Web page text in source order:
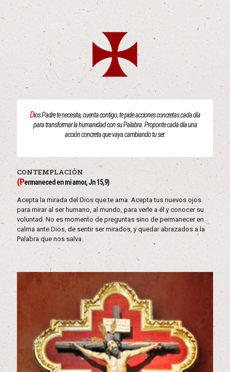
Dios Padre te necesita, cuenta contigo, te pide acciones concretas cada día
para transformar la humanidad con su Palabra. Proponte cada día una
acción concreta que vaya cambiando tu ser.
CONTEMPLACIÓN
(Permaneced en mi amor, Jn 15,9)
Acepta la mirada del Dios que te ama. Acepta tus nuevos ojos
para mirar al ser humano, al mundo, para verle a él y conocer su
voluntad. No es momento de preguntas sino de permanecer en
calma ante Dios, de sentir ser mirados, y quedar abrazados a la
Palabra que nos salva.